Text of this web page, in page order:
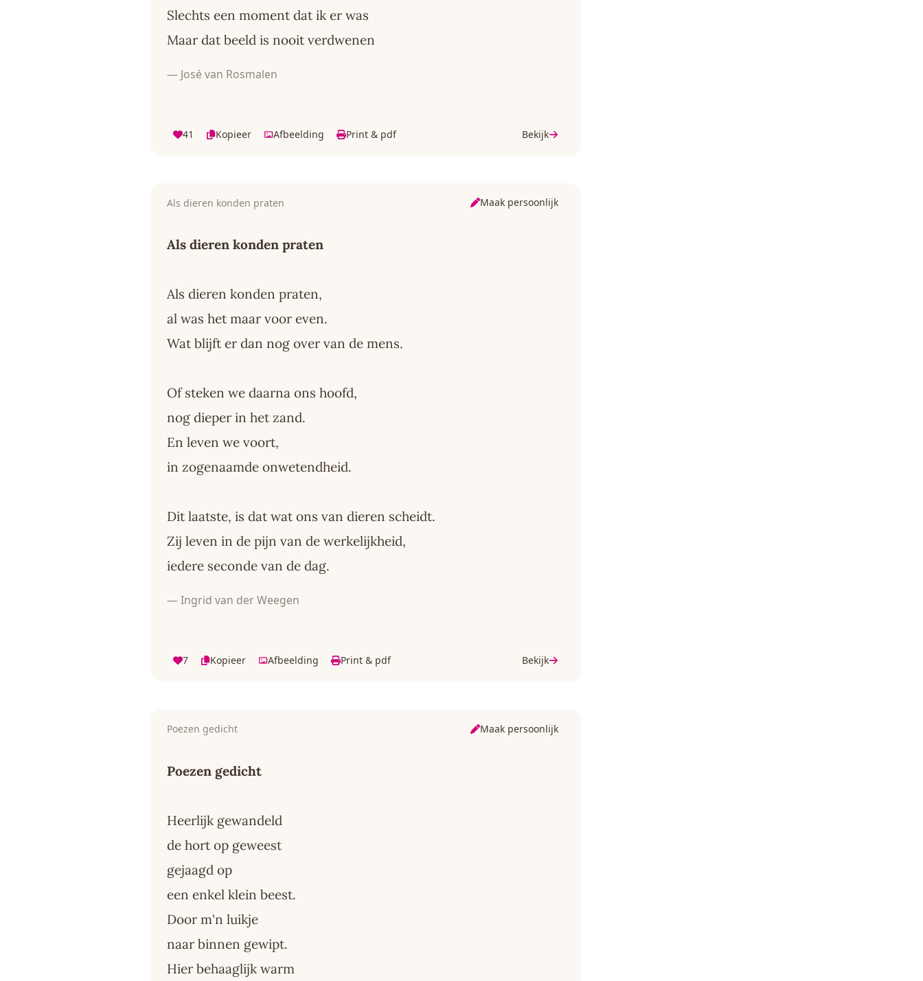
Slechts een moment dat ik er was
Maar dat beeld is nooit verdwenen
— José van Rosmalen
41 Kopieer Afbeelding Print & pdf Bekijk
Als dieren konden praten Maak persoonlijk
Als dieren konden praten
Als dieren konden praten,
al was het maar voor even.
Wat blijft er dan nog over van de mens.
Of steken we daarna ons hoofd,
nog dieper in het zand.
En leven we voort,
in zogenaamde onwetendheid.
Dit laatste, is dat wat ons van dieren scheidt.
Zij leven in de pijn van de werkelijkheid,
iedere seconde van de dag.
— Ingrid van der Weegen
7 Kopieer Afbeelding Print & pdf Bekijk
Poezen gedicht Maak persoonlijk
Poezen gedicht
Heerlijk gewandeld
de hort op geweest
gejaagd op
een enkel klein beest.
Door m'n luikje
naar binnen gewipt.
Hier behaaglijk warm